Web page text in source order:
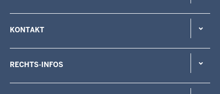
KONTAKT
RECHTS-INFOS